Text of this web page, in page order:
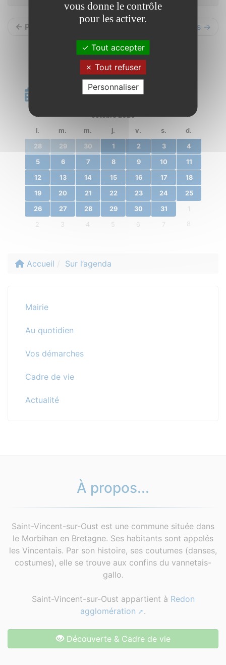
← Précédents Suivants →
Calendrier
« octobre 2020
»
l.
m. m. j. v. s. d.
28 29 30 1 2 3 4
5 6 7 8 9 10 11
12 13 14 15 16 17 18
19 20 21 22 23 24 25
26 27 28 29 30 31
2 3 4 5 6 7 8
Accueil Sur l’agenda
Mairie
Au quotidien
Vos démarches
Cadre de vie
Actualité
À propos...
Saint-Vincent-sur-Oust est une commune située dans
le Morbihan en Bretagne. Ses habitants sont appelés
les Vincentais. Par son histoire, ses coutumes (danses,
costumes), elle se trouve aux confins du vannetais-
gallo.
Saint-Vincent-sur-Oust appartient à Redon
agglomération
.
Découverte & Cadre de vie
vous donne le contrôle
pour les activer.
Tout accepter
Tout refuser
Personnaliser